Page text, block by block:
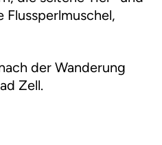
Flussperlmuschel,
der Wanderung
Zell.